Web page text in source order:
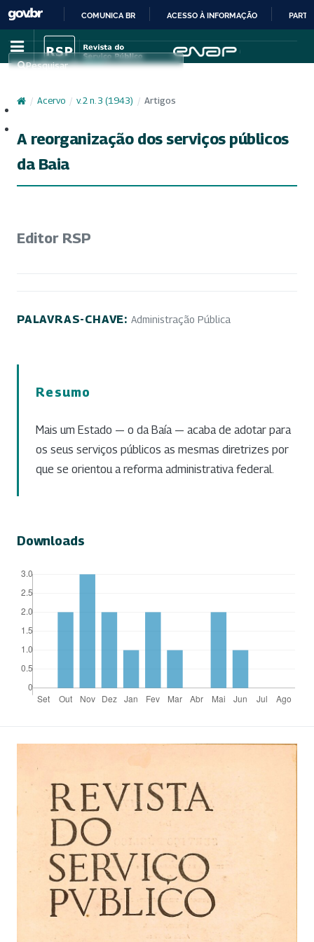
IR
PARA
CONTEÚDO
COMUNICA BR ACESSO À INFORMAÇÃO
Pesquisar
/ Acervo / v. 2 n. 3 (1943) / Artigos
A reorganização dos serviços públicos
da Baia
Editor RSP
PALAVRAS-CHAVE: Administração Pública
Resumo
Mais um Estado — o da Baía — acaba de adotar para
os seus serviços públicos as mesmas diretrizes por
que se orientou a reforma administrativa federal.
Downloads